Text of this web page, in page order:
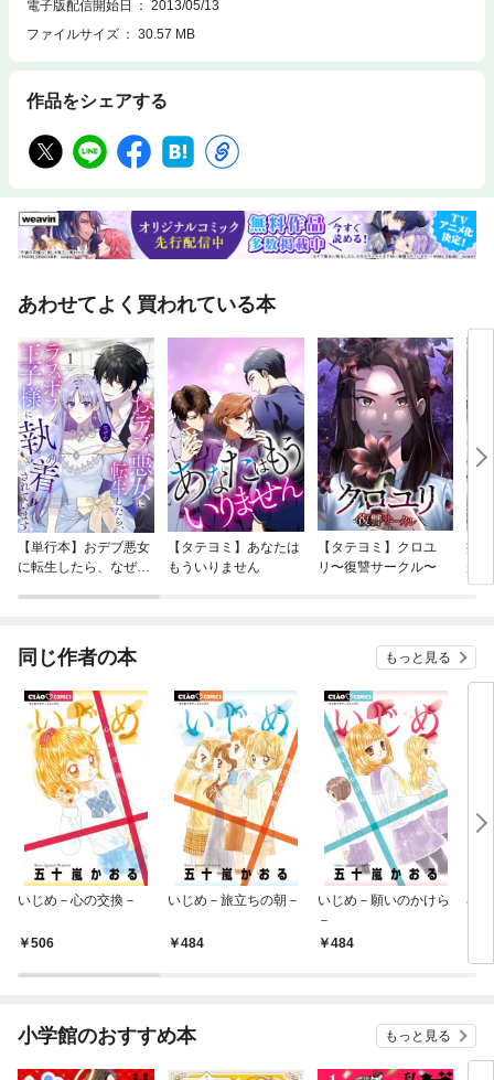
電子版配信開始日
2013/05/13
ファイルサイズ
30.57 MB
作品をシェアする
あわせてよく買われている本
【単行本】おデブ悪女
に転生したら、なぜか
【タテヨミ】あなたは
もういりません
【タテヨミ】クロユ
リ〜復讐サークル〜
病
が
ぎ
同じ作者の本 もっと見る
いじめ－心の交換－
506
いじめ－旅立ちの朝－
484
いじめ－願いのかけら
－
484
小
小学館のおすすめ本 もっと見る